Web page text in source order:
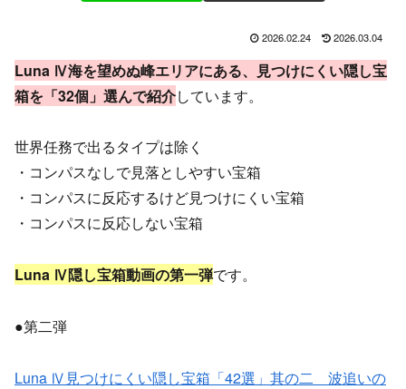
2026.02.24 2026.03.04
Luna Ⅳ海を望めぬ峰エリアにある、見つけにくい隠し宝
箱を「32個」選んで紹介しています。
世界任務で出るタイプは除く
・コンパスなしで見落としやすい宝箱
・コンパスに反応するけど見つけにくい宝箱
・コンパスに反応しない宝箱
Luna Ⅳ隠し宝箱動画の第一弾です。
●第二弾
Luna Ⅳ見つけにくい隠し宝箱「42選」其の二 波追いの